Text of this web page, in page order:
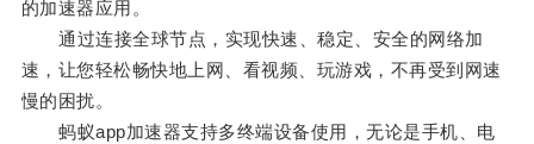
的加速器应用。
通过连接全球节点，实现快速、稳定、安全的网络加
速，让您轻松畅快地上网、看视频、玩游戏，不再受到网速
慢的困扰。
蚂蚁app加速器支持多终端设备使用，无论是手机、电